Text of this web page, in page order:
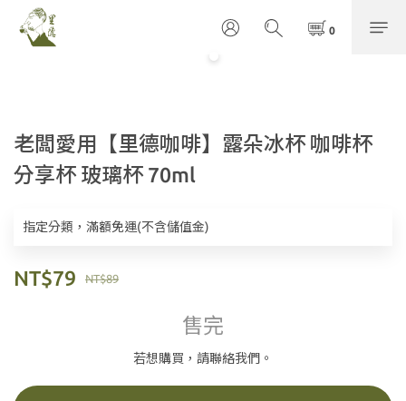
老闆愛用【里德咖啡】露朵冰杯 咖啡杯
分享杯 玻璃杯 70ml
指定分類，滿額免運(不含儲值金)
NT$89
NT$79
售完
若想購買，請聯絡我們。